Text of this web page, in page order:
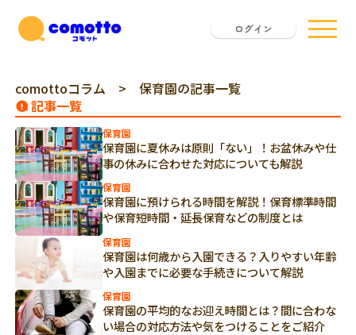
ログイン
comottoコラム > 保育園の記事一覧
記事一覧
保育園
保育園に夏休みは原則「ない」！お盆休みや仕
事の休みに合わせた対応についても解説
保育園
保育園に預けられる時間を解説！保育標準時間
や保育短時間・延長保育などの制度とは
保育園
保育園は何歳から入園できる？入りやすい年齢
や入園までに必要な手続きについて解説
保育園
保育園の平均的なお迎え時間とは？間に合わな
い場合の対応方法や気をつけることをご紹介